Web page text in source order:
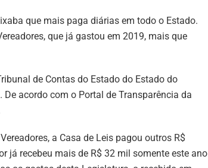
que mais paga diárias em todo o Estado.
que já gastou em 2019, mais que
de Contas do Estado do Estado do
acordo com o Portal de Transparência da
a Casa de Leis pagou outros R$
já recebeu mais de R$ 32 mil somente este ano